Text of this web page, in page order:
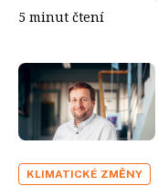
5 minut čtení
KLIMATICKÉ ZMĚNY